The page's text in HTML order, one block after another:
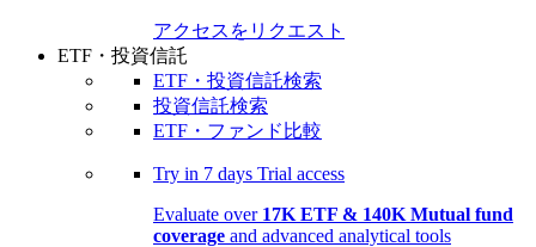
アクセスをリクエスト
ETF・投資信託
ETF・投資信託検索
投資信託検索
ETF・ファンド比較
Try in 7 days Trial access
Evaluate over 17K ETF & 140K Mutual fund
coverage and advanced analytical tools